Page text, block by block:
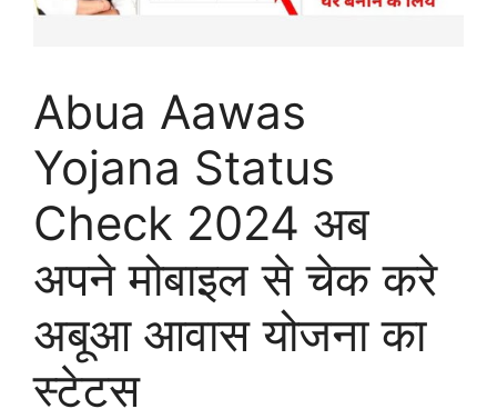
Abua Aawas
Yojana Status
Check 2024 अब
अपने मोबाइल से चेक करे
अबूआ आवास योजना का
स्टेटस